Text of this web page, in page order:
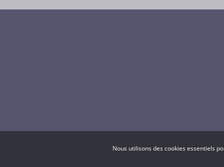
Nous utilisons des cookies essentiels